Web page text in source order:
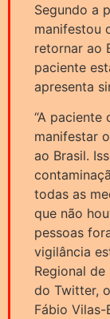
Segundo a
manifestou
retornar ao
paciente
apresenta
“A paciente
manifestar
ao Brasil.
todas as
que não
pessoas
vigilância
Regional de
do Twitter,
Fábio Vilas-